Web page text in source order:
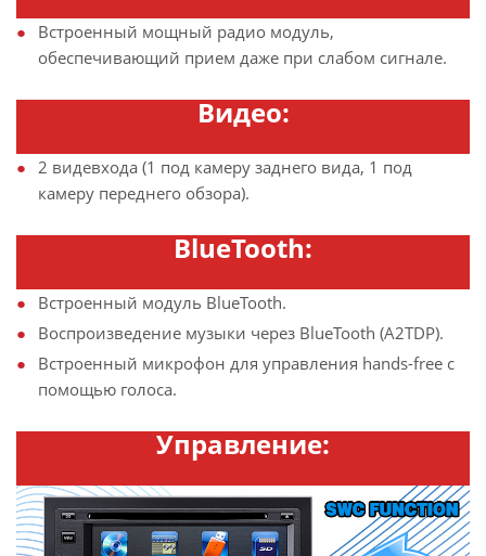
Встроенный мощный радио модуль,
обеспечивающий прием даже при слабом сигнале.
Видео:
2 видевхода (1 под камеру заднего вида, 1 под
камеру переднего обзора).
BlueTooth:
Встроенный модуль BlueTooth.
Воспроизведение музыки через BlueTooth (A2TDP).
Встроенный микрофон для управления hands-free с
помощью голоса.
Управление: